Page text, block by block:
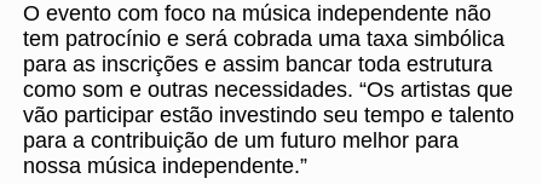
O evento com foco na música independente não
tem patrocínio e será cobrada uma taxa simbólica
para as inscrições e assim bancar toda estrutura
como som e outras necessidades. “Os artistas que
vão participar estão investindo seu tempo e talento
para a contribuição de um futuro melhor para
nossa música independente.”